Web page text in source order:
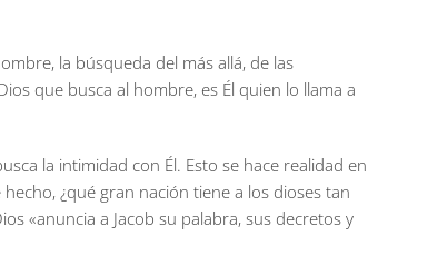
la búsqueda del más allá, de las
que busca al hombre, es Él quien lo llama a
la intimidad con Él. Esto se hace realidad en
¿qué gran nación tiene a los dioses tan
«anuncia a Jacob su palabra, sus decretos y